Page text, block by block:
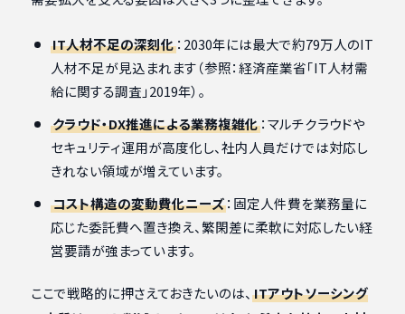
IT人材不足の深刻化：2030年には最大で約79万人のIT
人材不足が見込まれます（参照：経済産業省「IT人材需
給に関する調査」2019年）。
クラウド・DX推進による業務複雑化：マルチクラウドや
セキュリティ運用が高度化し、社内人員だけでは対応し
きれない領域が増えています。
コスト構造の変動費化ニーズ：固定人件費を業務量に
応じた委託費へ置き換え、繁閑差に柔軟に対応したい経
営要請が強まっています。
ここで戦略的に押さえておきたいのは、 ITアウトソーシング